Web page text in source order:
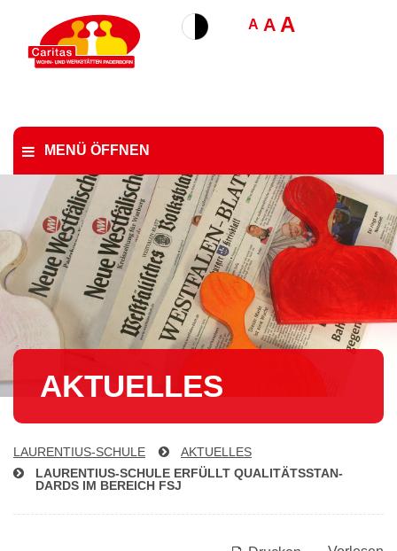
A A A
MENÜ ÖFFNEN
AKTUELLES
LAU­REN­TI­US-SCHU­LE
AKTUELLES
LAU­REN­TI­US-SCHU­LE ERFÜLLT QUA­LI­TÄTS­STAN­
DARDS IM BEREICH FSJ